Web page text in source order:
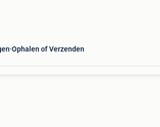
Ophalen of Verzenden